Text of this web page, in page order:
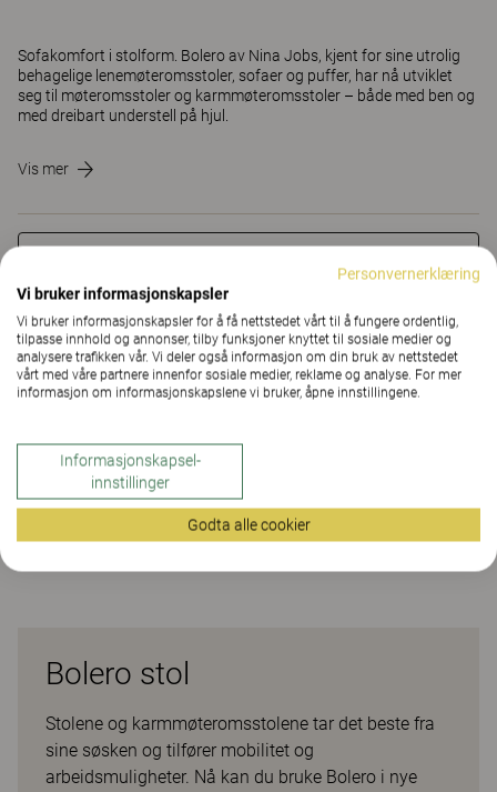
Sofakomfort i stolform. Bolero av Nina Jobs, kjent for sine utrolig
behagelige lenemøteromsstoler, sofaer og puffer, har nå utviklet
seg til møteromsstoler og karmmøteromsstoler – både med ben og
med dreibart understell på hjul.
Vis mer
FINN FORHANDLER
Material Downloads (1)
Material
Downloads (1)
Bolero stol
Stolene og karmmøteromsstolene tar det beste fra
sine søsken og tilfører mobilitet og
arbeidsmuligheter. Nå kan du bruke Bolero i nye
Personvernerklæring
Vi bruker informasjonskapsler
Vi bruker informasjonskapsler for å få nettstedet vårt til å fungere ordentlig,
tilpasse innhold og annonser, tilby funksjoner knyttet til sosiale medier og
analysere trafikken vår. Vi deler også informasjon om din bruk av nettstedet
vårt med våre partnere innenfor sosiale medier, reklame og analyse. For mer
informasjon om informasjonskapslene vi bruker, åpne innstillingene.
Informasjonskapsel-
innstillinger
Godta alle cookier